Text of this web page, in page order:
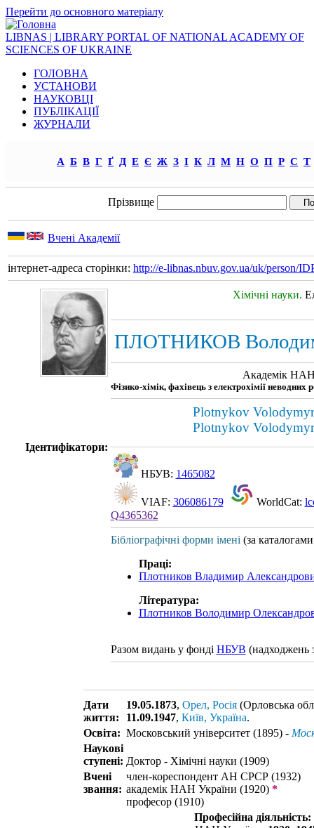
Перейти до основного матеріалу
LIBNAS | LIBRARY PORTAL OF NATIONAL ACADEMY OF
SCIENCES OF UKRAINE
ГОЛОВНА
УСТАНОВИ
НАУКОВЦІ
ПУБЛІКАЦІЇ
ЖУРНАЛИ
А Б В Г Ґ Д Е Є Ж З І К Л М Н О П Р С Т
Прізвище
Вчені Академії
інтернет-адреса сторінки: http://e-libnas.nbuv.gov.ua/uk/person/
Хімічні науки.
ПЛОТНИКОВ
Академік
Фізико-хімік, фахівець з електрохімії
Plotnykov
Plotnykov
Ідентифікатори:
НБУВ: 1465082
VIAF: 306086179 WorldCat:
Q4365362
Бібліографічні форми імені (за
Праці:
Плотников Владимир
Література:
Плотников Володимир
Разом видань у фонді НБУВ (надходжень
Дати
життя:
19.05.1873, Орел, Росія (Орловська
11.09.1947, Київ, Україна.
Освіта: Московський університет (1895) -
Наукові
ступені: Доктор - Хімічні науки (1909)
Вчені
звання:
член-кореспондент АН СРСР (1932)
академік НАН України (1920) *
професор (1910)
Професійна діяльність: